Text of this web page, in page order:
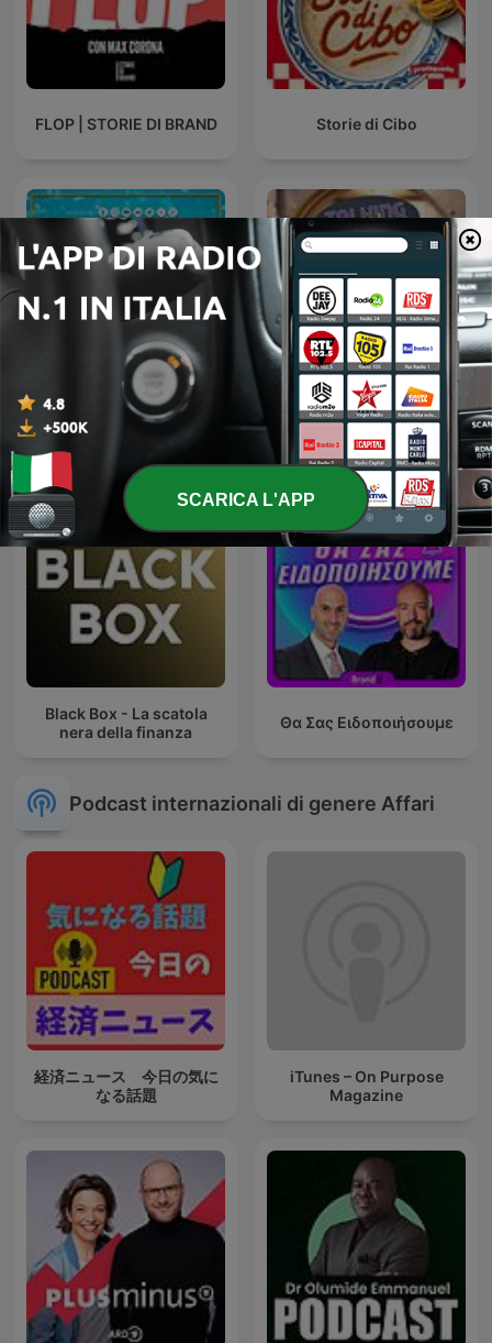
FLOP | STORIE DI BRAND Storie di Cibo
Tg Economia
Talking Real Money -
Investing Talk
Black Box - La scatola
nera della finanza
Θα Σας Ειδοποιήσουμε
Podcast internazionali di genere Affari
経済ニュース 今日の気に
なる話題
iTunes – On Purpose
Magazine
SCARICA L'APP